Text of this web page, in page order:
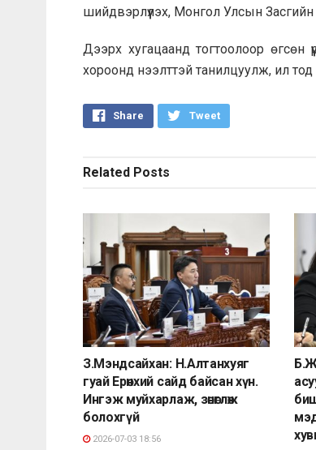
шийдвэрлүүлэх, Монгол Улсын Засгийн
Дээрх хугацаанд тогтоолоор
хороонд нээлттэй танилцуулж, ил
Share Tweet
Related Posts
З.Мэндсайхан: Н.Алтанхуяг
гуай Ерөнхий сайд байсан хүн.
Ингэж муйхарлаж, зөнөглөж
болохгүй
2026-07-03 18:56